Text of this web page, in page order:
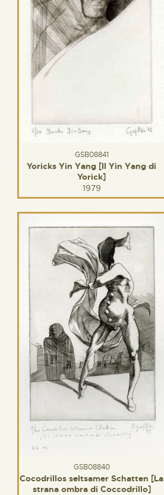
GSB08841
Yoricks Yin Yang [Il Yin Yang di
Yorick]
1979
GSB08840
Cocodrillos seltsamer Schatten [La
strana ombra di Coccodrillo]